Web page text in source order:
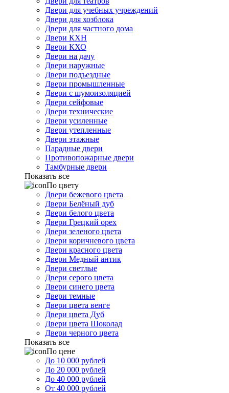
Двери для учебных учреждений
Двери для хозблока
Двери для частного дома
Двери КХН
Двери КХО
Двери на дачу
Двери наружные
Двери подъездные
Двери промышленные
Двери с шумоизоляцией
Двери сейфовые
Двери технические
Двери усиленные
Двери утепленные
Двери этажные
Парадные двери
Противопожарные двери
Тамбурные двери
Показать все
По цвету
Двери бежевого цвета
Двери Белёный дуб
Двери белого цвета
Двери Грецкий орех
Двери зеленого цвета
Двери коричневого цвета
Двери красного цвета
Двери Медный антик
Двери светлые
Двери серого цвета
Двери синего цвета
Двери темные
Двери цвета венге
Двери цвета Дуб
Двери цвета Шоколад
Двери черного цвета
Показать все
По цене
До 10 000 рублей
До 20 000 рублей
До 40 000 рублей
От 40 000 рублей